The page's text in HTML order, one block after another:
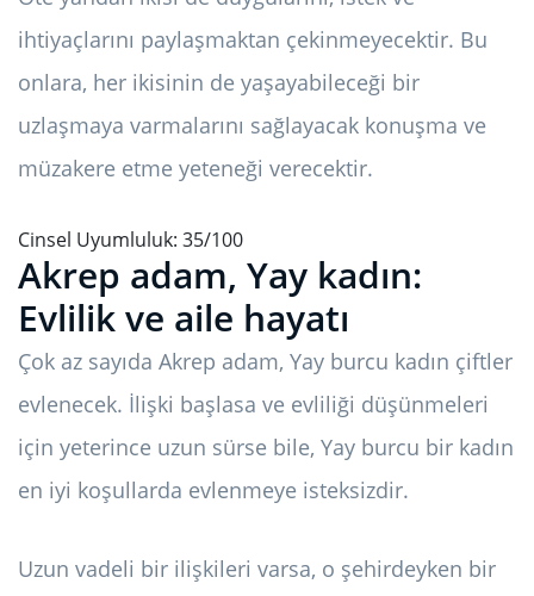
ihtiyaçlarını paylaşmaktan çekinmeyecektir. Bu
onlara, her ikisinin de yaşayabileceği bir
uzlaşmaya varmalarını sağlayacak konuşma ve
müzakere etme yeteneği verecektir.
Cinsel Uyumluluk: 35/100
Akrep adam, Yay kadın:
Evlilik ve aile hayatı
Çok az sayıda Akrep adam, Yay burcu kadın çiftler
evlenecek. İlişki başlasa ve evliliği düşünmeleri
için yeterince uzun sürse bile, Yay burcu bir kadın
en iyi koşullarda evlenmeye isteksizdir.
Uzun vadeli bir ilişkileri varsa, o şehirdeyken bir